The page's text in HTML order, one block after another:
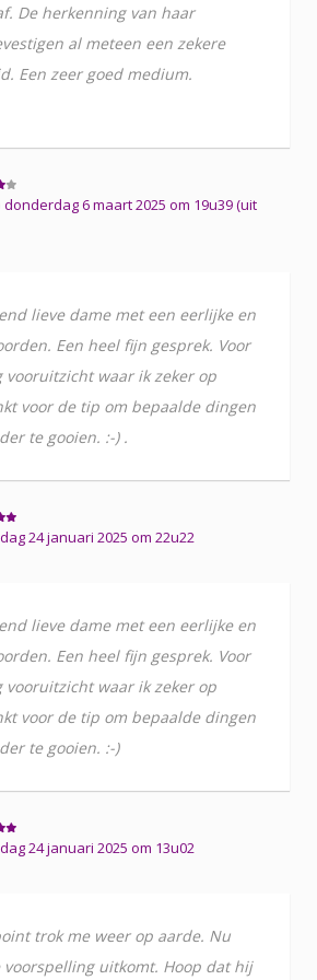
De herkenning van haar
al meteen een zekere
Een zeer goed medium.
donderdag 6 maart 2025 om 19u39 (uit
lieve dame met een eerlijke en
Een heel fijn gesprek. Voor
waar ik zeker op
voor de tip om bepaalde dingen
te gooien. :-) .
24 januari 2025 om 22u22
lieve dame met een eerlijke en
Een heel fijn gesprek. Voor
waar ik zeker op
voor de tip om bepaalde dingen
te gooien. :-)
24 januari 2025 om 13u02
trok me weer op aarde. Nu
uitkomt. Hoop dat hij